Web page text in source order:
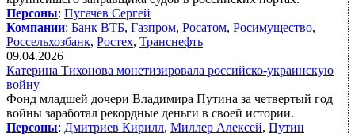
Персоны: Пугачев Сергей
Компании: Банк ВТБ, Газпром, Росатом, Росимущество,
Россельхозбанк, Ростех, Транснефть
09.04.2026
Катерина Тихонова монетизировала российско-украинскую
войну
Фонд младшей дочери Владимира Путина за четвертый год
войны заработал рекордные деньги в своей истории.
Персоны: Дмитриев Кирилл, Миллер Алексей, Путин